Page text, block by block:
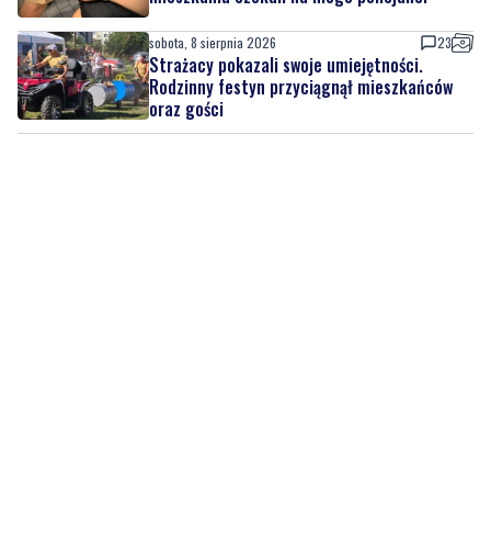
niedziela, 9 sierpnia 2026 14
Miał odebrać pieniądze od seniora. W
mieszkaniu czekali na niego policjanci
sobota, 8 sierpnia 2026